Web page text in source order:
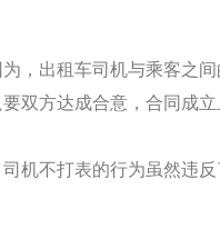
，出租车司机与乘客之
双方达成合意，合同成立
司机不打表的行为虽然违